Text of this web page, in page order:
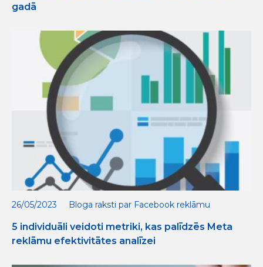
gadā
26/05/2023 Bloga raksti par Facebook reklāmu
5 individuāli veidoti metriki, kas palīdzēs Meta
reklāmu efektivitātes analīzei